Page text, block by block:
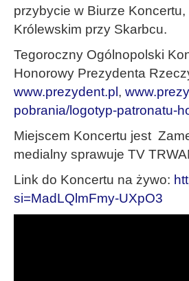
przybycie w Biurze
Królewskim przy Skarbcu.
Tegoroczny Ogólnopolski
Honorowy Prezydenta
www.prezydent.pl ,
pobrania/logotyp-patronatu-
Miejscem Koncertu jest
medialny sprawuje TV
Link do Koncertu na żywo:
si=MadLQlmFmy-UXpO3